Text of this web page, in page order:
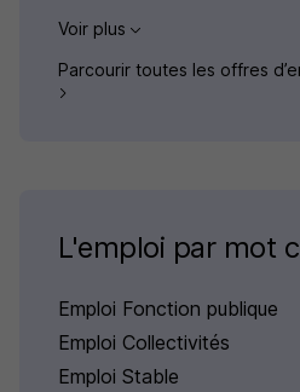
Voir plus
Parcourir toutes les offres
L'emploi par mot
Emploi Fonction publique
Emploi Collectivités
Emploi Stable